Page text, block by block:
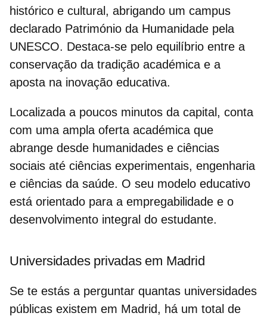
histórico e cultural, abrigando um campus
declarado Património da Humanidade pela
UNESCO. Destaca-se pelo equilíbrio entre a
conservação da tradição académica e a
aposta na inovação educativa.
Localizada a poucos minutos da capital, conta
com uma ampla oferta académica que
abrange desde humanidades e ciências
sociais até ciências experimentais, engenharia
e ciências da saúde. O seu modelo educativo
está orientado para a empregabilidade e o
desenvolvimento integral do estudante.
Universidades privadas em Madrid
Se te estás a perguntar quantas universidades
públicas existem em Madrid, há um total de